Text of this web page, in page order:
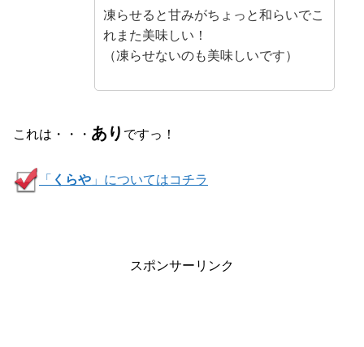
凍らせると甘みがちょっと和らいでこ
れまた美味しい！
（凍らせないのも美味しいです）
これは・・・ あり ですっ！
「 くらや 」についてはコチラ
スポンサーリンク